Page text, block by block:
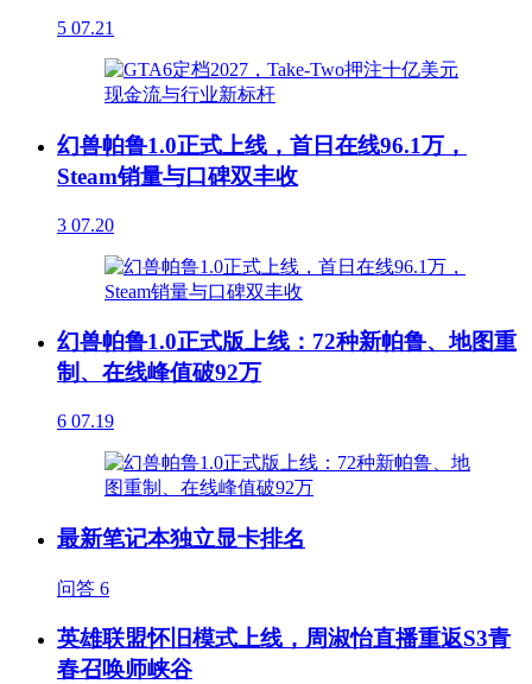
5 07.21
幻兽帕鲁1.0正式上线，首日在线96.1万，
Steam销量与口碑双丰收
3 07.20
幻兽帕鲁1.0正式版上线：72种新帕鲁、地图重
制、在线峰值破92万
6 07.19
最新笔记本独立显卡排名
问答 6
英雄联盟怀旧模式上线，周淑怡直播重返S3青
春召唤师峡谷